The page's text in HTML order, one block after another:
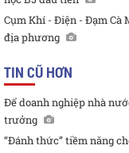
Cụm Khí - Điện - Đạm
địa phương
TIN CŨ HƠN
Để doanh nghiệp nhà
trưởng
“Đánh thức” tiềm năng